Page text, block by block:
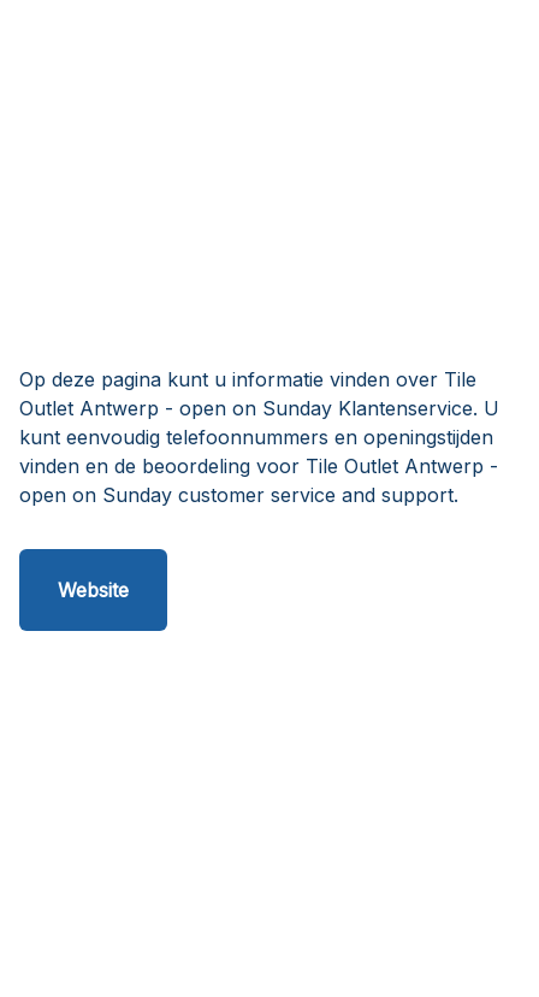
Op deze pagina kunt u informatie vinden over Tile
Outlet Antwerp - open on Sunday Klantenservice. U
kunt eenvoudig telefoonnummers en openingstijden
vinden en de beoordeling voor Tile Outlet Antwerp -
open on Sunday customer service and support.
Website